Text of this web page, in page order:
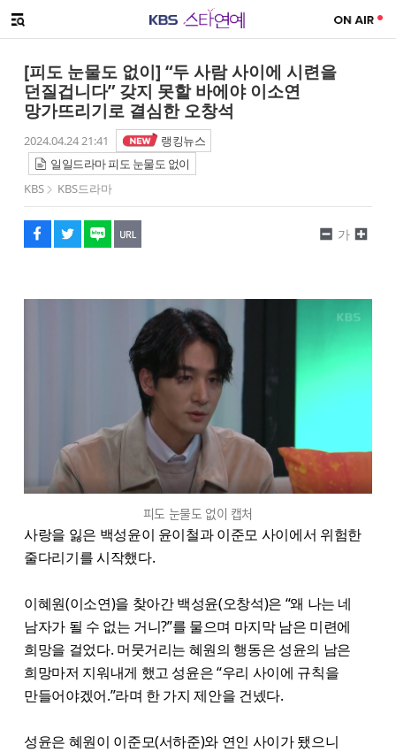
메뉴 열기
[피도 눈물도 없이] “두 사람 사이에 시련을
던질겁니다” 갖지 못할 바에야 이소연
망가뜨리기로 결심한 오창석
2024.04.24 21:41
랭킹뉴스
일일드라마 피도 눈물도 없이
KBS
KBS드라마
페이스북
트위터
네이버
URL복사
글씨 작게보기
가
글씨 크게보기
피도 눈물도 없이 캡처
사랑을 잃은 백성윤이 윤이철과 이준모 사이에서 위험한
줄다리기를 시작했다.
이혜원(이소연)을 찾아간 백성윤(오창석)은 “왜 나는 네
남자가 될 수 없는 거니?”를 물으며 마지막 남은 미련에
희망을 걸었다. 머뭇거리는 혜원의 행동은 성윤의 남은
희망마저 지워내게 했고 성윤은 “우리 사이에 규칙을
만들어야겠어.”라며 한 가지 제안을 건넸다.
성윤은 혜원이 이준모(서하준)와 연인 사이가 됐으니